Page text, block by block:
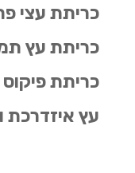
כריתת עצי
כריתת עץ
כריתת
עץ איזדרכת